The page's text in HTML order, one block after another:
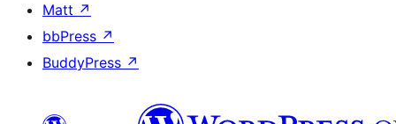
Matt ↗
bbPress ↗
BuddyPress ↗